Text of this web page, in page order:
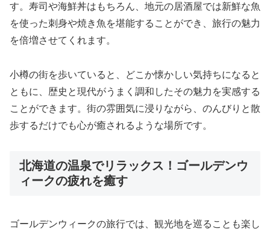
す。寿司や海鮮丼はもちろん、地元の居酒屋では新鮮な魚
を使った刺身や焼き魚を堪能することができ、旅行の魅力
を倍増させてくれます。
小樽の街を歩いていると、どこか懐かしい気持ちになると
ともに、歴史と現代がうまく調和したその魅力を実感する
ことができます。街の雰囲気に浸りながら、のんびりと散
歩するだけでも心が癒されるような場所です。
北海道の温泉でリラックス！ゴールデンウ
ィークの疲れを癒す
ゴールデンウィークの旅行では、観光地を巡ることも楽し